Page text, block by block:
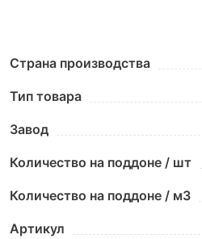
Страна производства
Тип товара
Завод
Количество на поддоне / шт
Количество на поддоне / м3
Артикул